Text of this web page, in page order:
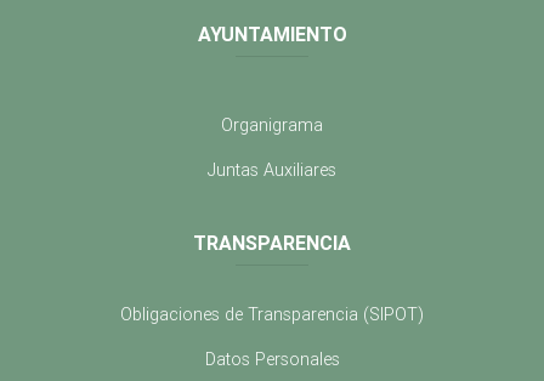
AYUNTAMIENTO
Organigrama
Juntas Auxiliares
TRANSPARENCIA
Obligaciones de Transparencia (SIPOT)
Datos Personales